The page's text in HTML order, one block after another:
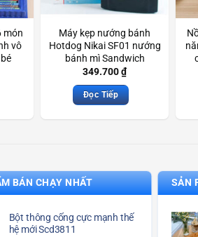
món
vô
Máy kẹp nướng bánh
Hotdog Nikai SF01 nướng
bánh mì Sandwich
Scd3856
349.700₫
Đọc Tiếp
BÁN CHẠY NHẤT
Bột thông cống cực mạnh thế
hệ mới Scd3811
SẢN